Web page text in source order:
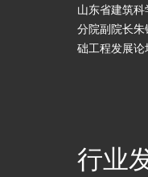
山东省建筑
分院副院长
础工程发展
行业